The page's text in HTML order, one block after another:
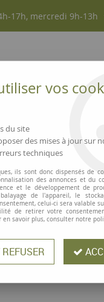
17h, mercredi 9h-13h
MAGASINS ▫
Attaches
Attaches parisiennes
ou mille autres usages.
vos
du site
des mises à jour sur
techniques
ils sont donc dispensés de
des annonces et du
et le développement de
de l'appareil, le
celui-ci sera valable
de retirer votre
savoir plus, consulter notre